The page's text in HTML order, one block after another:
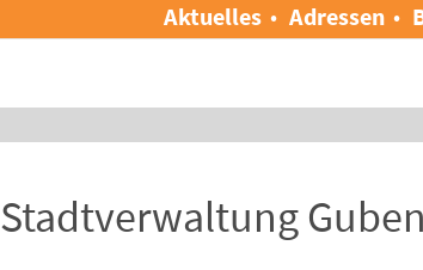
Aktuelles Adressen
Stadtverwaltung Guben